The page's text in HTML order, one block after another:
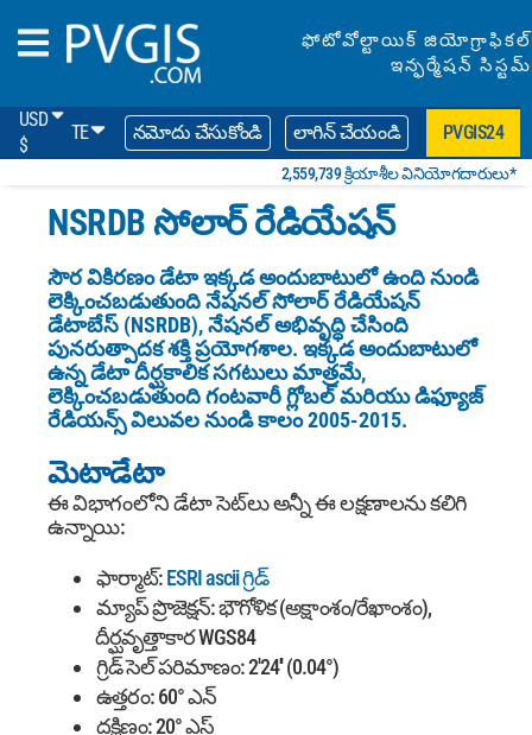
ఫోటోవోల్టాయిక్ జియోగ్రాఫికల్
ఇన్ఫర్మేషన్ సిస్టమ్
USD
$
TE నమోదు చేసుకోండి లాగిన్ చేయండి PVGIS24
2,559,739 క్రియాశీల వినియోగదారులు*
NSRDB సోలార్ రేడియేషన్
సౌర వికిరణం డేటా ఇక్కడ అందుబాటులో ఉంది నుండి
లెక్కించబడుతుందినేషనల్ సోలార్ రేడియేషన్
డేటాబేస్ (NSRDB), నేషనల్ అభివృద్ధి చేసింది
పునరుత్పాదక శక్తి ప్రయోగశాల. ఇక్కడ అందుబాటులో
ఉన్న డేటా దీర్ఘకాలిక సగటులు మాత్రమే,
లెక్కించబడుతుంది గంటవారీ గ్లోబల్ మరియు డిఫ్యూజ్
రేడియన్స్ విలువల నుండికాలం 2005-2015.
మెటాడేటా
ఈ విభాగంలోని డేటా సెట్‌లు అన్నీ ఈ లక్షణాలను కలిగి
ఉన్నాయి:
ఫార్మాట్:ESRI ascii గ్రిడ్
మ్యాప్ ప్రొజెక్షన్: భౌగోళిక (అక్షాంశం/రేఖాంశం),
దీర్ఘవృత్తాకార WGS84
గ్రిడ్ సెల్ పరిమాణం: 2'24'' (0.04°)
ఉత్తరం: 60° ఎన్
దక్షిణం: 20° ఎస్